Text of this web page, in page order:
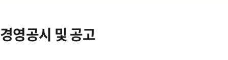
으
로
경영공시 및 공고